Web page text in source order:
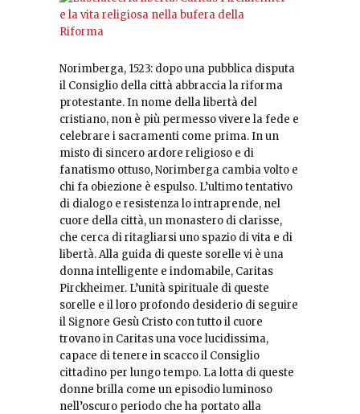
Norimberga, 1523: dopo una pubblica disputa
il Consiglio della città abbraccia la riforma
protestante. In nome della libertà del
cristiano, non è più permesso vivere la fede e
celebrare i sacramenti come prima. In un
misto di sincero ardore religioso e di
fanatismo ottuso, Norimberga cambia volto e
chi fa obiezione è espulso. L’ultimo tentativo
di dialogo e resistenza lo intraprende, nel
cuore della città, un monastero di clarisse,
che cerca di ritagliarsi uno spazio di vita e di
libertà. Alla guida di queste sorelle vi è una
donna intelligente e indomabile, Caritas
Pirckheimer. L’unità spirituale di queste
sorelle e il loro profondo desiderio di seguire
il Signore Gesù Cristo con tutto il cuore
trovano in Caritas una voce lucidissima,
capace di tenere in scacco il Consiglio
cittadino per lungo tempo. La lotta di queste
donne brilla come un episodio luminoso
nell’oscuro periodo che ha portato alla